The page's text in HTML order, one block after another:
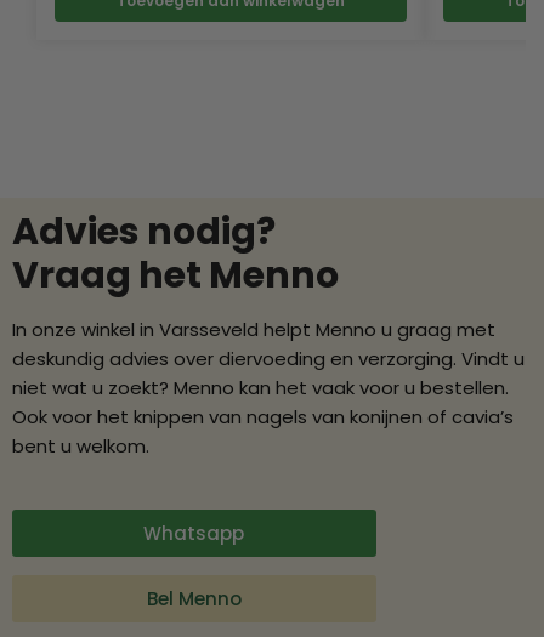
Advies nodig?
Vraag het Menno
In onze winkel in Varsseveld helpt Menno u graag met
deskundig advies over diervoeding en verzorging. Vindt u
niet wat u zoekt? Menno kan het vaak voor u bestellen.
Ook voor het knippen van nagels van konijnen of cavia’s
bent u welkom.
Whatsapp
Bel Menno